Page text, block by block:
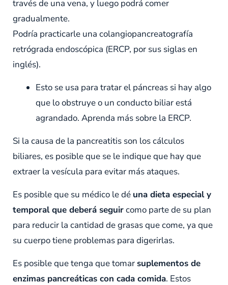
través de una vena, y luego podrá comer
gradualmente.
Podría practicarle una colangiopancreatografía
retrógrada endoscópica (ERCP, por sus siglas en
inglés).
Esto se usa para tratar el páncreas si hay algo
que lo obstruye o un conducto biliar está
agrandado. Aprenda más sobre la ERCP.
Si la causa de la pancreatitis son los cálculos
biliares, es posible que se le indique que hay que
extraer la vesícula para evitar más ataques.
Es posible que su médico le dé una dieta especial y
temporal que deberá seguircomo parte de su plan
para reducir la cantidad de grasas que come, ya que
su cuerpo tiene problemas para digerirlas.
Es posible que tenga que tomarsuplementos de
enzimas pancreáticas con cada comida. Estos